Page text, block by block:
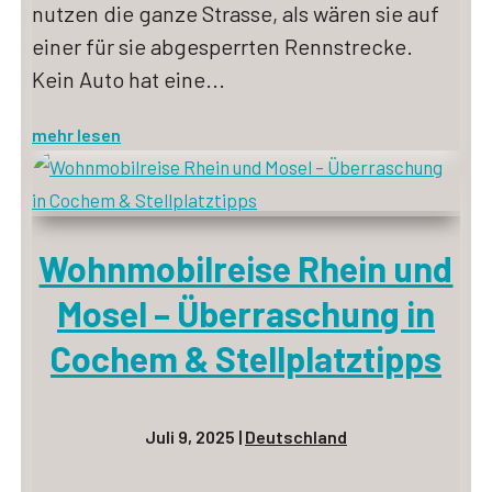
nutzen die ganze Strasse, als wären sie auf
einer für sie abgesperrten Rennstrecke.
Kein Auto hat eine...
mehr lesen
Wohnmobilreise Rhein und
Mosel – Überraschung in
Cochem & Stellplatztipps
Juli 9, 2025 | Deutschland